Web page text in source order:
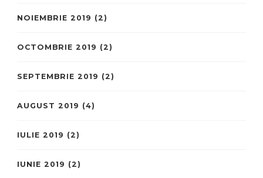
NOIEMBRIE 2019 (2)
OCTOMBRIE 2019 (2)
SEPTEMBRIE 2019 (2)
AUGUST 2019 (4)
IULIE 2019 (2)
IUNIE 2019 (2)